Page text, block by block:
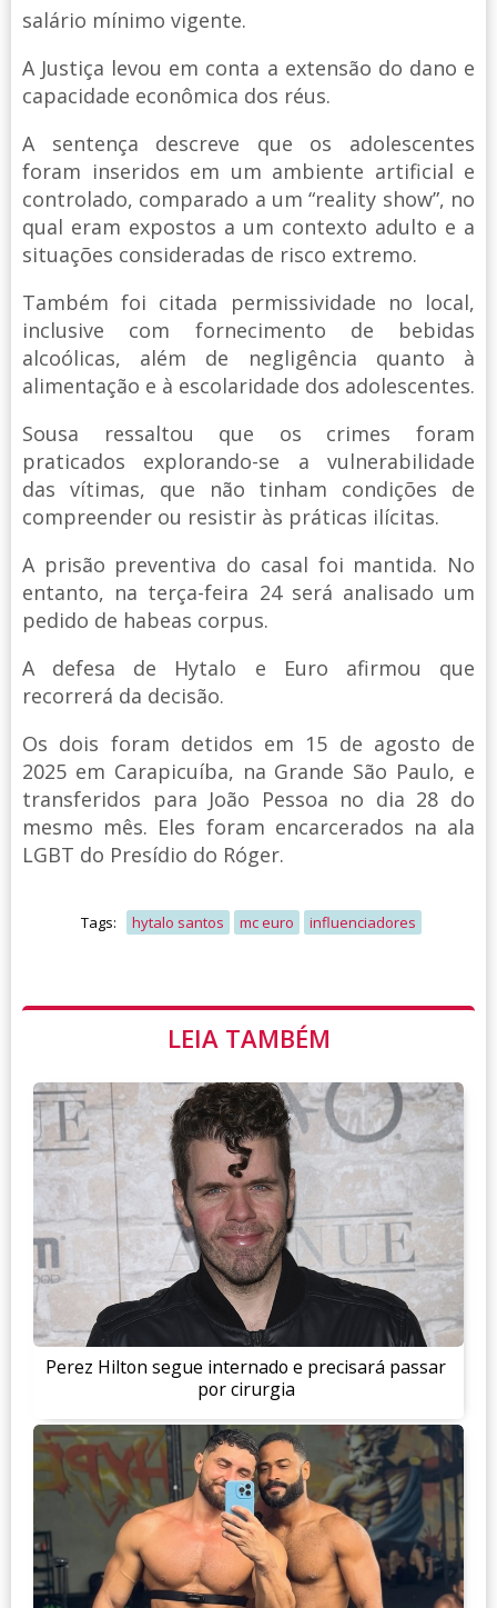
salário mínimo vigente.
A Justiça levou em conta a extensão do dano e
capacidade econômica dos réus.
A sentença descreve que os adolescentes
foram inseridos em um ambiente artificial e
controlado, comparado a um “reality show”, no
qual eram expostos a um contexto adulto e a
situações consideradas de risco extremo.
Também foi citada permissividade no local,
inclusive com fornecimento de bebidas
alcoólicas, além de negligência quanto à
alimentação e à escolaridade dos adolescentes.
Sousa ressaltou que os crimes foram
praticados explorando-se a vulnerabilidade
das vítimas, que não tinham condições de
compreender ou resistir às práticas ilícitas.
A prisão preventiva do casal foi mantida. No
entanto, na terça-feira 24 será analisado um
pedido de habeas corpus.
A defesa de Hytalo e Euro afirmou que
recorrerá da decisão.
Os dois foram detidos em 15 de agosto de
2025 em Carapicuíba, na Grande São Paulo, e
transferidos para João Pessoa no dia 28 do
mesmo mês. Eles foram encarcerados na ala
LGBT do Presídio do Róger.
Tags: hytalo santos mc euro influenciadores
LEIA TAMBÉM
Perez Hilton segue internado e precisará passar
por cirurgia